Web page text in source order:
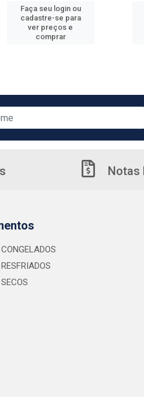
Faça seu login ou
cadastre-se para
ver preços e
comprar
Notas